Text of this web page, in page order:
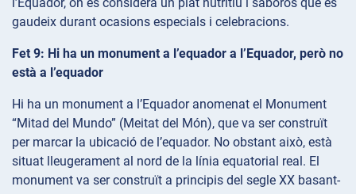
gaudeix durant ocasions especials i celebracions.
Fet 9: Hi ha un monument a l’equador a l’Equador, però no
està a l’equador
Hi ha un monument a l’Equador anomenat el Monument
“Mitad del Mundo” (Meitat del Món), que va ser construït
per marcar la ubicació de l’equador. No obstant això, està
situat lleugerament al nord de la línia equatorial real. El
monument va ser construït a principis del segle XX basant-